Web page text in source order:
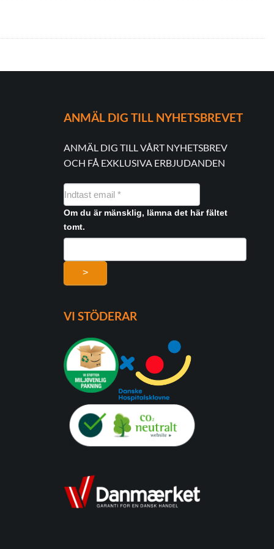
ANMÄL DIG TILL NYHETSBREVET
ANMÄL DIG TILL VÅRT NYHETSBREV
OCH FÅ EXKLUSIVA ERBJUDANDEN
NYHEDSMAIL
FORMULAR
Om du är mänsklig, lämna det här fältet
tomt.
>
VI STÖDERAR